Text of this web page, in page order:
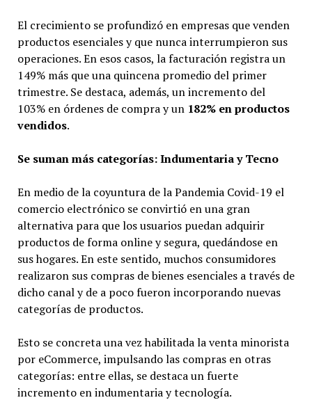
El crecimiento se profundizó en empresas que venden
productos esenciales y que nunca interrumpieron sus
operaciones. En esos casos, la facturación registra un
149% más que una quincena promedio del primer
trimestre. Se destaca, además, un incremento del
103% en órdenes de compra y un 182% en productos
vendidos.
Se suman más categorías: Indumentaria y Tecno
En medio de la coyuntura de la Pandemia Covid-19 el
comercio electrónico se convirtió en una gran
alternativa para que los usuarios puedan adquirir
productos de forma online y segura, quedándose en
sus hogares. En este sentido, muchos consumidores
realizaron sus compras de bienes esenciales a través de
dicho canal y de a poco fueron incorporando nuevas
categorías de productos.
Esto se concreta una vez habilitada la venta minorista
por eCommerce, impulsando las compras en otras
categorías: entre ellas, se destaca un fuerte
incremento en indumentaria y tecnología.